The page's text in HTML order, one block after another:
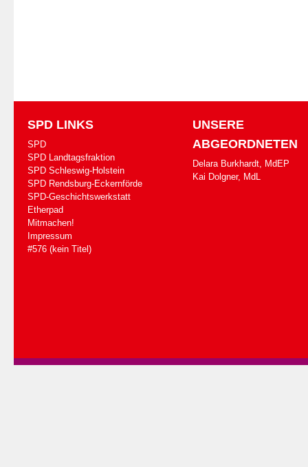
SPD LINKS
SPD
SPD Landtagsfraktion
SPD Schleswig-Holstein
SPD Rendsburg-Eckernförde
SPD-Geschichtswerkstatt
Etherpad
Mitmachen!
Impressum
#576 (kein Titel)
UNSERE
ABGEORDNETEN
Delara Burkhardt, MdEP
Kai Dolgner, MdL